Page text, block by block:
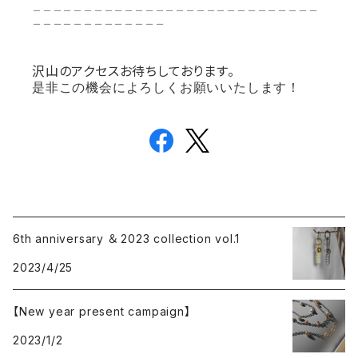
沢山のアクセスお待ちしております。
是非この機会によろしくお願いいたします！
6th anniversary ＆ 2023 collection vol.1
2023/4/25
【New year present campaign】
2023/1/2